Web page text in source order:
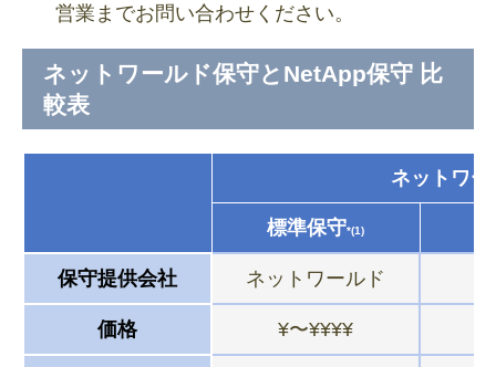
営業までお問い合わせください。
ネットワールド保守とNetApp保守 比
較表
ネットワ
標準保守*(1)
保守提供会社 ネットワールド
価格 ¥〜¥¥¥¥